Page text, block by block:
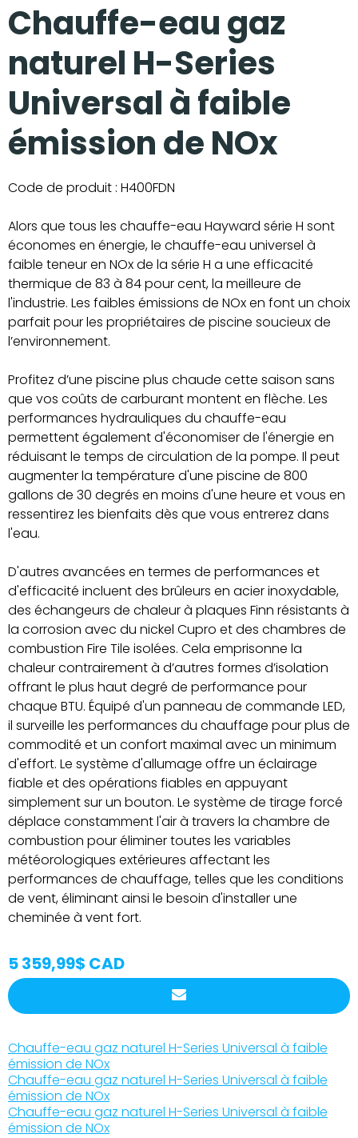
Chauffe-eau gaz
naturel H-Series
Universal à faible
émission de NOx
Code de produit : H400FDN
Alors que tous les chauffe-eau Hayward série H sont
économes en énergie, le chauffe-eau universel à
faible teneur en NOx de la série H a une efficacité
thermique de 83 à 84 pour cent, la meilleure de
l'industrie. Les faibles émissions de NOx en font un choix
parfait pour les propriétaires de piscine soucieux de
l’environnement.
Profitez d’une piscine plus chaude cette saison sans
que vos coûts de carburant montent en flèche. Les
performances hydrauliques du chauffe-eau
permettent également d'économiser de l'énergie en
réduisant le temps de circulation de la pompe. Il peut
augmenter la température d'une piscine de 800
gallons de 30 degrés en moins d'une heure et vous en
ressentirez les bienfaits dès que vous entrerez dans
l'eau.
D'autres avancées en termes de performances et
d'efficacité incluent des brûleurs en acier inoxydable,
des échangeurs de chaleur à plaques Finn résistants à
la corrosion avec du nickel Cupro et des chambres de
combustion Fire Tile isolées. Cela emprisonne la
chaleur contrairement à d’autres formes d’isolation
offrant le plus haut degré de performance pour
chaque BTU. Équipé d'un panneau de commande LED,
il surveille les performances du chauffage pour plus de
commodité et un confort maximal avec un minimum
d'effort. Le système d'allumage offre un éclairage
fiable et des opérations fiables en appuyant
simplement sur un bouton. Le système de tirage forcé
déplace constamment l'air à travers la chambre de
combustion pour éliminer toutes les variables
météorologiques extérieures affectant les
performances de chauffage, telles que les conditions
de vent, éliminant ainsi le besoin d'installer une
cheminée à vent fort.
5 359,99$ CAD
Chauffe-eau gaz naturel H-Series Universal à faible
émission de NOx
Chauffe-eau gaz naturel H-Series Universal à faible
émission de NOx
Chauffe-eau gaz naturel H-Series Universal à faible
émission de NOx